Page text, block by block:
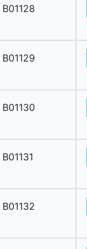
B01128
B01129
B01130
B01131
B01132